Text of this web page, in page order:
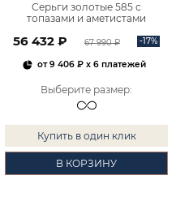
Серьги золотые 585 с
топазами и аметистами
56 432 ₽ 67 990 ₽ -17%
от9 406 ₽x 6 платежей
Выберите размер:
Купить в один клик
В КОРЗИНУ